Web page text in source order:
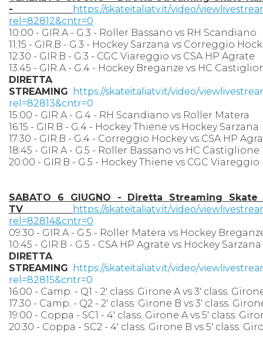
-
https://skateitaliatv.it/video/
rel=82812&cntr=0
10:00 - GIR.A - G.3 - Roller Bassano vs RH Scandiano
11:15 - GIR.B - G.3 - Hockey Sarzana vs Correggio
12:30 - GIR.B - G.3 - CGC Viareggio vs CSA HP Agrate
13:45 - GIR.A - G.4 - Hockey Breganze vs HC
DIRETTA
STREAMING
https://skateitaliatv.it/video/
rel=82813&cntr=0
15:00 - GIR.A - G.4 - RH Scandiano vs Roller Matera
16:15 - GIR.B - G.4 - Hockey Thiene vs Hockey Sarzana
17:30 - GIR.B - G.4 - Correggio Hockey vs CSA HP
18:45 - GIR.A - G.5 - Roller Bassano vs HC Castiglione
20:00 - GIR.B - G.5 - Hockey Thiene vs CGC Viareggio
SABATO 6 GIUGNO - Diretta Streaming Skate
TV
https://skateitaliatv.it/video/
rel=82814&cntr=0
09:30 - GIR.A - G.5 - Roller Matera vs Hockey
10:45 - GIR.B - G.5 - CSA HP Agrate vs Hockey Sarzana
DIRETTA
STREAMING
https://skateitaliatv.it/video/
rel=82815&cntr=0
16:00 - Camp. - Q1 - 2' class. Girone A vs 3' class.
17:30 - Camp. - Q2 - 2' class. Girone B vs 3' class.
19:00 - Coppa - SC1 - 4' class. Girone A vs 5' class.
20:30 - Coppa - SC2 - 4' class. Girone B vs 5' class.